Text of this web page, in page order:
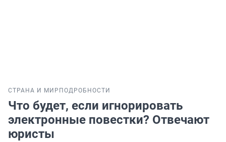
СТРАНА И МИР ПОДРОБНОСТИ
Что будет, если игнорировать
электронные повестки? Отвечают
юристы